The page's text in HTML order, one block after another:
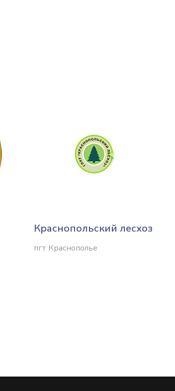
Краснопольский лесхоз
пгт Краснополье